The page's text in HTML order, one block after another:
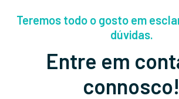
Teremos todo o gosto em
dúvidas.
Entre em
connosco!